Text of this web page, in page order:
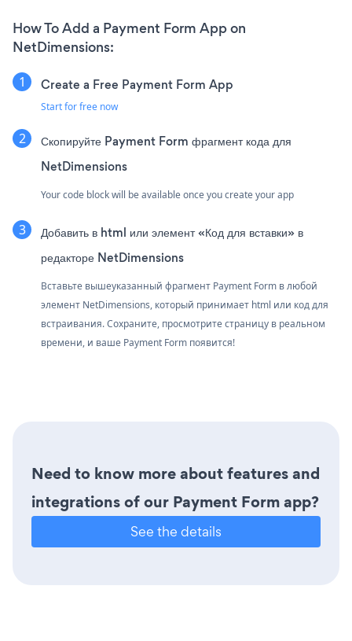
How To Add a Payment Form App on
NetDimensions:
Create a Free Payment Form App
Start for free now
Скопируйте Payment Form фрагмент кода для
NetDimensions
Your code block will be available once you create your app
Добавить в html или элемент «Код для вставки» в
редакторе NetDimensions
Вставьте вышеуказанный фрагмент Payment Form в любой
элемент NetDimensions, который принимает html или код для
встраивания. Сохраните, просмотрите страницу в реальном
времени, и ваше Payment Form появится!
Need to know more about features and
integrations of our Payment Form app?
See the details